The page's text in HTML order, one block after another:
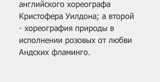
английского хореографа
Кристофера Уилдона; а второй
- хореография природы в
исполнении розовых от любви
Андских фламинго.